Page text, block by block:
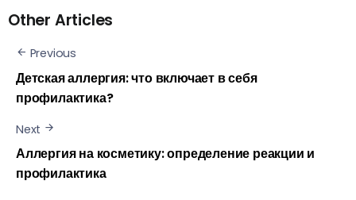
Other Articles
Previous
Детская аллергия: что включает в себя
профилактика?
Next
Аллергия на косметику: определение реакции и
профилактика